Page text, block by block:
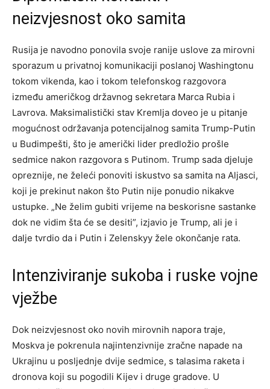
neizvjesnost oko samita
Rusija je navodno ponovila svoje ranije uslove za mirovni
sporazum u privatnoj komunikaciji poslanoj Washingtonu
tokom vikenda, kao i tokom telefonskog razgovora
između američkog državnog sekretara Marca Rubia i
Lavrova. Maksimalistički stav Kremlja doveo je u pitanje
mogućnost održavanja potencijalnog samita Trump-Putin
u Budimpešti, što je američki lider predložio prošle
sedmice nakon razgovora s Putinom. Trump sada djeluje
opreznije, ne želeći ponoviti iskustvo sa samita na Aljasci,
koji je prekinut nakon što Putin nije ponudio nikakve
ustupke. „Ne želim gubiti vrijeme na beskorisne sastanke
dok ne vidim šta će se desiti”, izjavio je Trump, ali je i
dalje tvrdio da i Putin i Zelenskyy žele okončanje rata.
Intenziviranje sukoba i ruske vojne
vježbe
Dok neizvjesnost oko novih mirovnih napora traje,
Moskva je pokrenula najintenzivnije zračne napade na
Ukrajinu u posljednje dvije sedmice, s talasima raketa i
dronova koji su pogodili Kijev i druge gradove. U